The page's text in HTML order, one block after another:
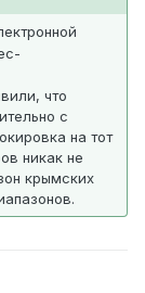
что
с
на тот
никак не
крымских